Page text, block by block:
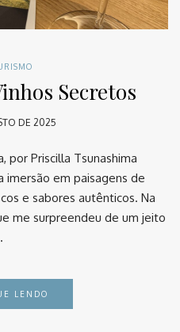
Secretos
DE 2025
por Priscilla Tsunashima
imersão em paisagens de
e sabores autênticos. Na
me surpreendeu de um jeito
LENDO